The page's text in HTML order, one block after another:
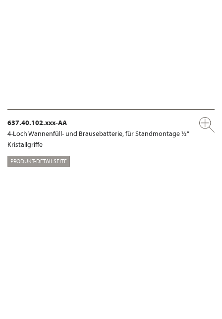
637.40.102.xxx-AA
4-Loch Wannenfüll- und Brausebatterie, für Standmontage ½“
Kristallgriffe
PRODUKT-DETAILSEITE